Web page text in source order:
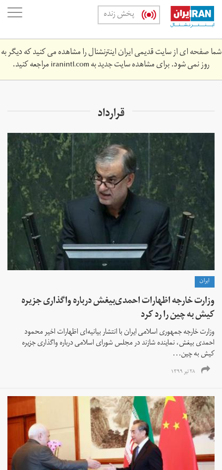
Skip
main
content
پخش زنده
شما صفحه ای از سایت قدیمی ایران اینترنشنال را مشاهده می کنید که دیگر به
روز نمی شود. برای مشاهده سایت جدید بهiranintl.comمراجعه کنید.
قرارداد
ايران
وزارت خارجه اظهارات احمدی‌بیغش درباره واگذاری جزیره
کیش به چین را رد کرد
وزارت خارجه جمهوری اسلامی ایران با انتشار بیانیه‌ای اظهارات اخیر محمود
احمدی بیغش، نماینده شازند در مجلس شورای اسلامی درباره واگذاری جزیره
کیش به چین...
۲۸ تیر ۱۳۹۹